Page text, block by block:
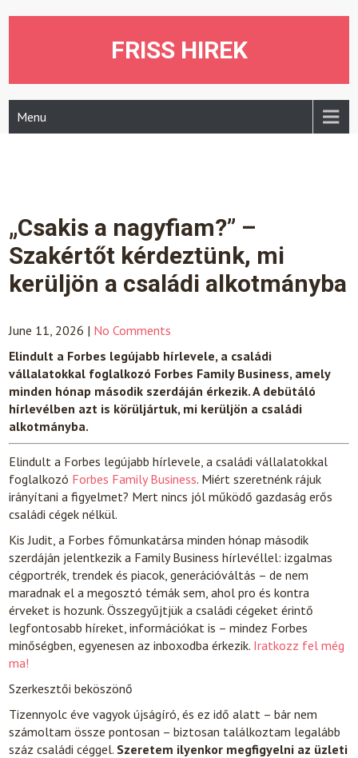
FRISS HIREK
Menu
„Csakis a nagyfiam?” –
Szakértőt kérdeztünk, mi
kerüljön a családi alkotmányba
June 11, 2026 | No Comments
Elindult a Forbes legújabb hírlevele, a családi
vállalatokkal foglalkozó Forbes Family Business, amely
minden hónap második szerdáján érkezik. A debütáló
hírlevélben azt is körüljártuk, mi kerüljön a családi
alkotmányba.
Elindult a Forbes legújabb hírlevele, a családi vállalatokkal
foglalkozó Forbes Family Business. Miért szeretnénk rájuk
irányítani a figyelmet? Mert nincs jól működő gazdaság erős
családi cégek nélkül.
Kis Judit, a Forbes főmunkatársa minden hónap második
szerdáján jelentkezik a Family Business hírlevéllel: izgalmas
cégportrék, trendek és piacok, generációváltás – de nem
maradnak el a megosztó témák sem, ahol pro és kontra
érveket is hozunk. Összegyűjtjük a családi cégeket érintő
legfontosabb híreket, információkat is – mindez Forbes
minőségben, egyenesen az inboxodba érkezik. Iratkozz fel még
ma!
Szerkesztői beköszönő
Tizennyolc éve vagyok újságíró, és ez idő alatt – bár nem
számoltam össze pontosan – biztosan találkoztam legalább
száz családi céggel. Szeretem ilyenkor megfigyelni az üzleti